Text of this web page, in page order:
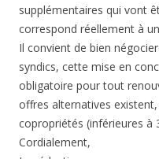
supplémentaires qui vont
correspond réellement à
Il convient de bien
syndics, cette mise en
obligatoire pour tout
offres alternatives
copropriétés (inférieures à
Cordialement,